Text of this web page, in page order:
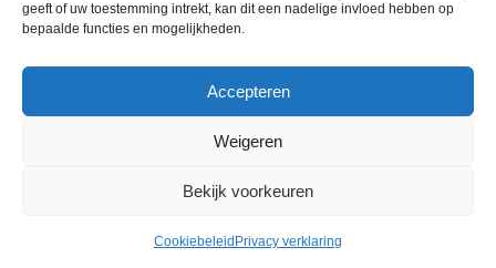
geeft of uw toestemming intrekt, kan dit een nadelige invloed hebben op
bepaalde functies en mogelijkheden.
Accepteren
Weigeren
Bekijk voorkeuren
Cookiebeleid Privacy verklaring
RTV SLOS
RTV SLOS ANBI